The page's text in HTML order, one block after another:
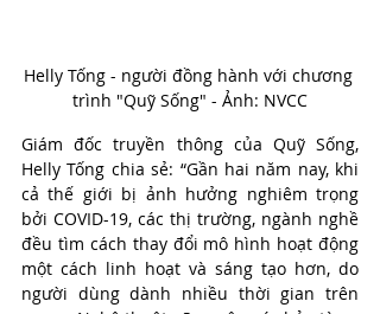
Helly Tống - người đồng hành với chương
trình "Quỹ Sống" - Ảnh: NVCC
Giám đốc truyền thông của Quỹ Sống,
Helly Tống chia sẻ: “Gần hai năm nay, khi
cả thế giới bị ảnh hưởng nghiêm trọng
bởi COVID-19, các thị trường, ngành nghề
đều tìm cách thay đổi mô hình hoạt động
một cách linh hoạt và sáng tạo hơn, do
người dùng dành nhiều thời gian trên